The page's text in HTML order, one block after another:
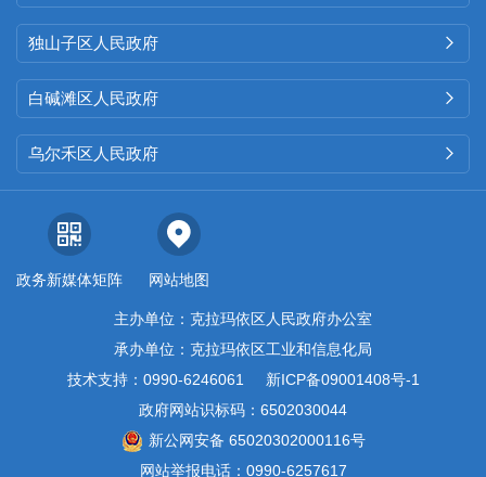
独山子区人民政府 
白碱滩区人民政府 
乌尔禾区人民政府 
政务新媒体矩阵 网站地图
主办单位：克拉玛依区人民政府办公室
承办单位：克拉玛依区工业和信息化局
技术支持：0990-6246061
新ICP备09001408号-1
政府网站识标码：6502030044
新公网安备 65020302000116号
网站举报电话：0990-6257617